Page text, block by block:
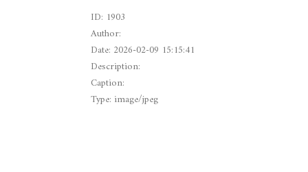
ID: 1903
Author:
Date: 2026-02-09 15:15:41
Description:
Caption:
Type: image/jpeg